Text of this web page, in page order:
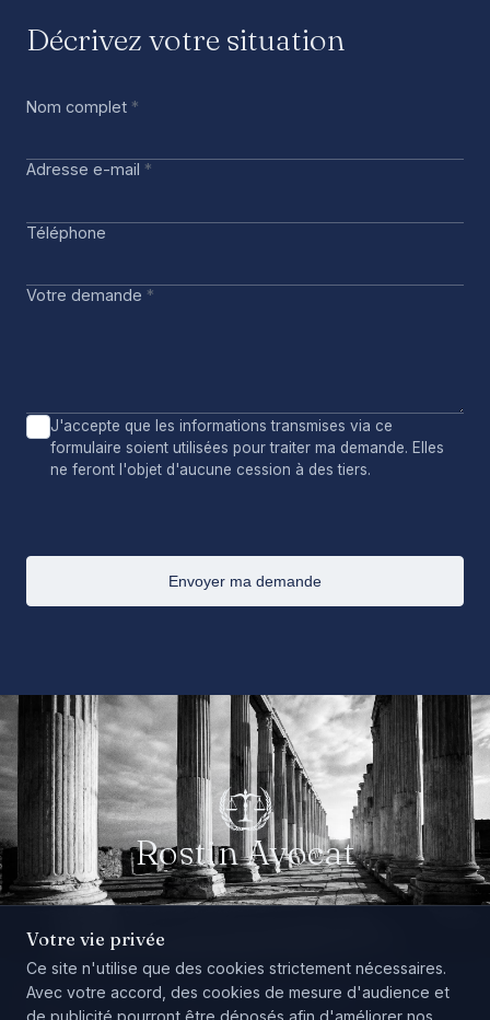
Décrivez votre situation
Nom complet *
Adresse e-mail *
Téléphone
Votre demande *
J'accepte que les informations transmises via ce
formulaire soient utilisées pour traiter ma demande. Elles
ne feront l'objet d'aucune cession à des tiers.
Envoyer ma demande
Rostin Avocat
Mentions légalesPolitique de confidentialité
Votre vie privée
Ce site n'utilise que des cookies strictement nécessaires.
Avec votre accord, des cookies de mesure d'audience et
de publicité pourront être déposés afin d'améliorer nos